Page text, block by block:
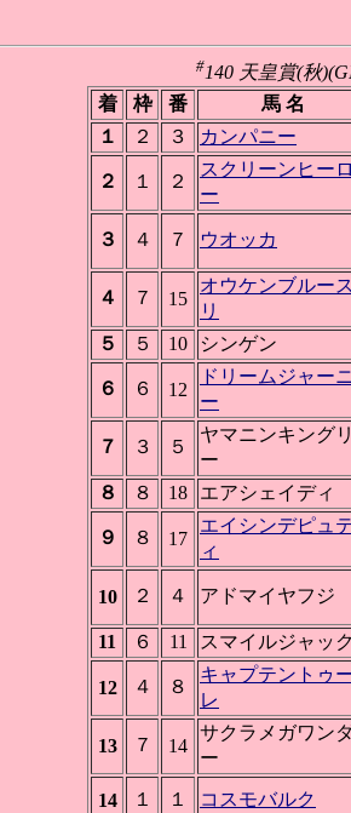
#140 天皇賞(秋
着
枠 番
馬 名
１
２ ３ カンパニー
２ １ ２
スクリーンヒー
ー
３ ４ ７ ウオッカ
４ ７ 15
オウケンブルー
リ
５
５ 10 シンゲン
６ ６ 12
ドリームジャー
ー
７ ３ ５
ヤマニンキング
ー
８
８ 18 エアシェイディ
９ ８ 17
エイシンデピュ
ィ
10 ２ ４ アドマイヤフジ
11 ６ 11 スマイルジャッ
12 ４ ８
キャプテントゥ
レ
13 ７ 14
サクラメガワン
ー
14 １ １ コスモバルク